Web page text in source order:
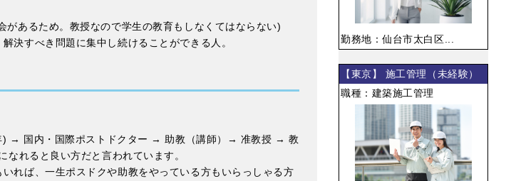
あるため。教授なので学生の教育もしなくてはならない)
決すべき問題に集中し続けることができる人。
→ 国内・国際ポストドクター → 助教（講師）→ 准教授 → 教
れると良い方だと言われています。
れば、一生ポスドクや助教をやっている方もいらっしゃる方
勤務地：仙台市太白区...
【東京】 施工管理（未経験）
職種：建築施工管理